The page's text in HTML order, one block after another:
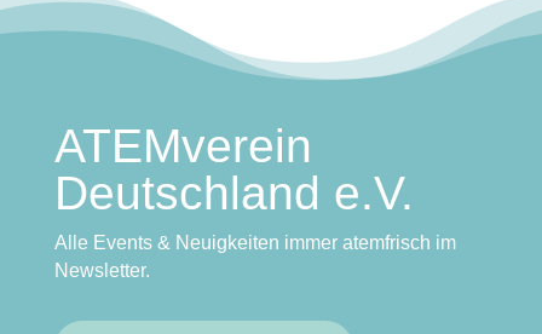
ATEMverein
Deutschland e.V.
Alle Events & Neuigkeiten immer atemfrisch im
Newsletter.